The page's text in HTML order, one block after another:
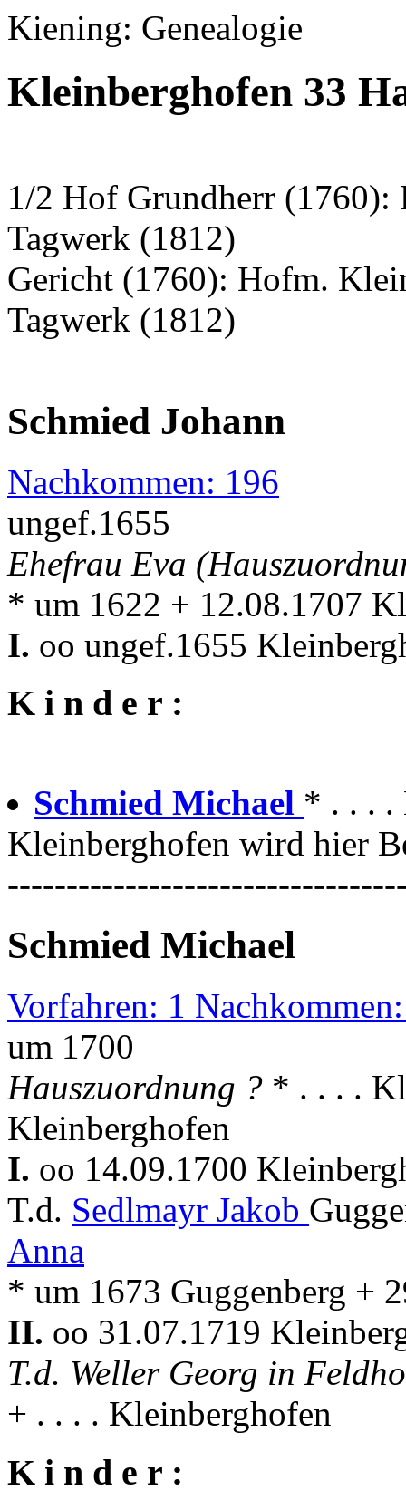
Kiening: Genealogie
Kleinberghofen 33
1/2 Hof Grundherr
Tagwerk (1812)
Gericht (1760): Hofm.
Tagwerk (1812)
Schmied Johann
Nachkommen: 196
ungef.1655
Ehefrau Eva
* um 1622 + 12.08.1707
I. oo ungef.1655
K i n d e r :
Schmied Michael * . . . .
Kleinberghofen wird hier
Schmied Michael
Vorfahren: 1
um 1700
Hauszuordnung ? * . . . .
Kleinberghofen
I. oo 14.09.1700
T.d. Sedlmayr Jakob
Anna
* um 1673 Guggenberg +
II. oo 31.07.1719
T.d. Weller Georg in
+ . . . . Kleinberghofen
K i n d e r :